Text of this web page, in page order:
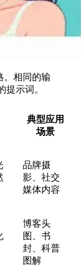
。相同的输
提示词。
典型应用
场景
品牌摄
影、社交
媒体内容
博客头
图、书
封、科普
图解